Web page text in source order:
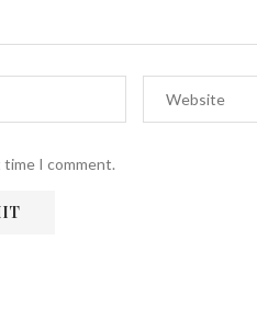
time I comment.